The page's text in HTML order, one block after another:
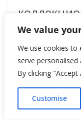
We value
We use cookies to
serve
By clicking
Customise
лейблы